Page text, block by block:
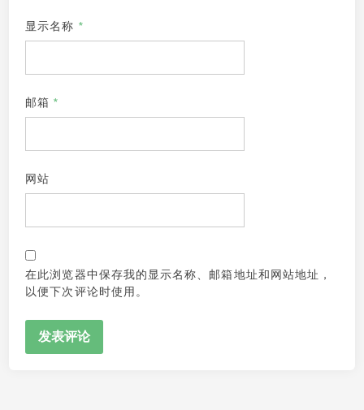
显示名称 *
邮箱 *
网站
在此浏览器中保存我的显示名称、邮箱地址和网站地址，
以便下次评论时使用。